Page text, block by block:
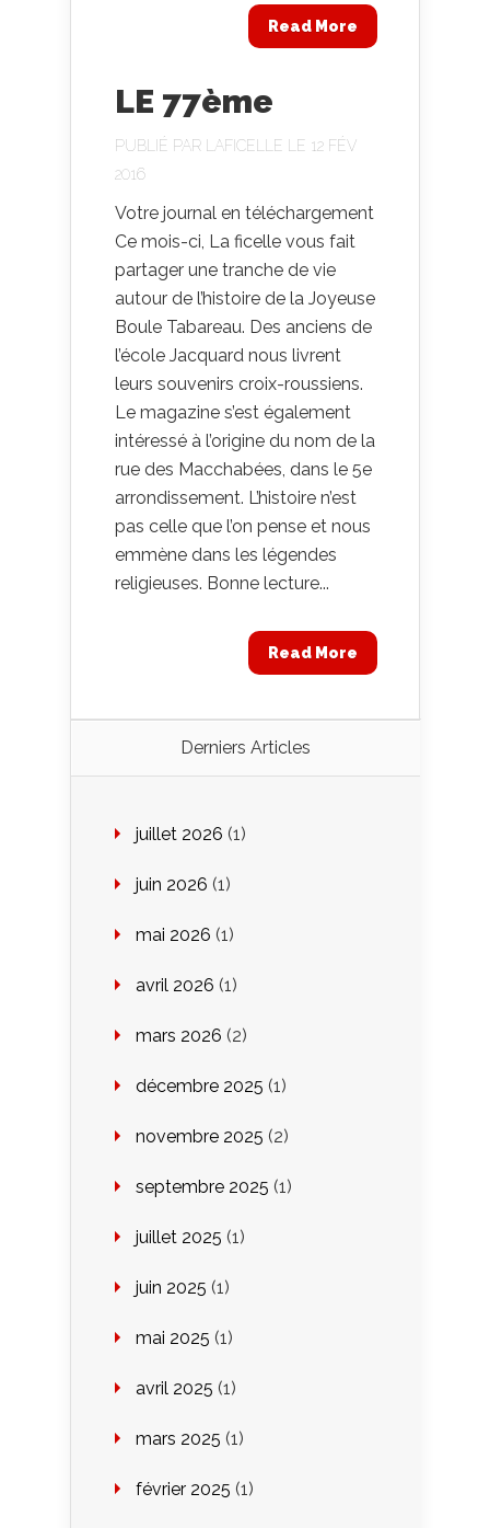
Read More
LE 77ème
PUBLIÉ PAR LAFICELLE LE 12 FÉV
2016
Votre journal en téléchargement
Ce mois-ci, La ficelle vous fait
partager une tranche de vie
autour de l’histoire de la Joyeuse
Boule Tabareau. Des anciens de
l’école Jacquard nous livrent
leurs souvenirs croix-roussiens.
Le magazine s’est également
intéressé à l’origine du nom de la
rue des Macchabées, dans le 5e
arrondissement. L’histoire n’est
pas celle que l’on pense et nous
emmène dans les légendes
religieuses. Bonne lecture...
Read More
Derniers Articles
juillet 2026 (1)
juin 2026 (1)
mai 2026 (1)
avril 2026 (1)
mars 2026 (2)
décembre 2025 (1)
novembre 2025 (2)
septembre 2025 (1)
juillet 2025 (1)
juin 2025 (1)
mai 2025 (1)
avril 2025 (1)
mars 2025 (1)
février 2025 (1)